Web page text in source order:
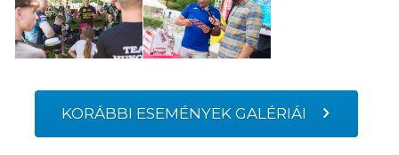
KORÁBBI ESEMÉNYEK GALÉRIÁI